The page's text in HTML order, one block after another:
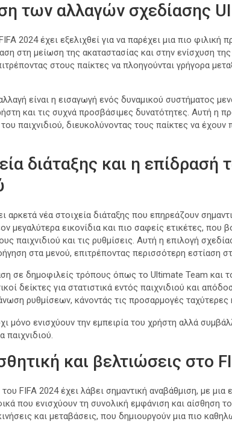
των αλλαγών σχεδίασης
2024 έχει εξελιχθεί για να παρέχει μια πιο φιλική
στη μείωση της ακαταστασίας και στην ενίσχυση
στους παίκτες να πλοηγούνται γρήγορα
είναι η εισαγωγή ενός δυναμικού συστήματος
και τις συχνά προσβάσιμες δυνατότητες. Αυτή η
παιχνιδιού, διευκολύνοντας τους παίκτες να
διάταξης και η επίδρασή
αρκετά νέα στοιχεία διάταξης που επηρεάζουν
μεγαλύτερα εικονίδια και πιο σαφείς ετικέτες, που
παιχνιδιού και τις ρυθμίσεις. Αυτή η επιλογή
στα μενού, επιτρέποντας περισσότερη εστίαση
σε δημοφιλείς τρόπους όπως το Ultimate Team και
δείκτες για στατιστικά εντός παιχνιδιού και
ρυθμίσεων, κάνοντάς τις προσαρμογές ταχύτερες
μόνο ενισχύουν την εμπειρία του χρήστη αλλά
παιχνιδιού.
και βελτιώσεις στο
FIFA 2024 έχει λάβει σημαντική αναβάθμιση, με
που ενισχύουν τη συνολική εμφάνιση και αίσθηση
και μεταβάσεις, που δημιουργούν μια πιο